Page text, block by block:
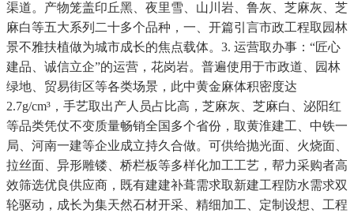
渠道。产物笼盖印丘黑、夜里雪、山川岩、鲁灰、芝麻灰、芝
麻白等五大系列二十多个品种，一、开篇引言市政工程取园林
景不雅扶植做为城市成长的焦点载体。3. 运营取办事：“匠心
建品、诚信立企”的运营，花岗岩。普遍使用于市政道、园林
绿地、贸易街区等各类场景，此中黄金麻体积密度达
2.7g/cm³，手艺取出产人员占比高，芝麻灰、芝麻白、泌阳红
等品类凭仗不变质量畅销全国多个省份，取黄淮建工、中铁一
局、河南一建等企业成立持久合做。可供给抛光面、火烧面、
拉丝面、异形雕镂、桥栏板等多样化加工工艺，帮力采购者高
效筛选优良供应商，既有建建补葺需求取新建工程防水需求双
轮驱动，成长为集天然石材开采、精细加工、定制设想、工程